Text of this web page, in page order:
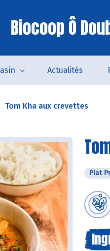
Biocoop Ô
Actualités
Tom Kha aux crevettes
Plat